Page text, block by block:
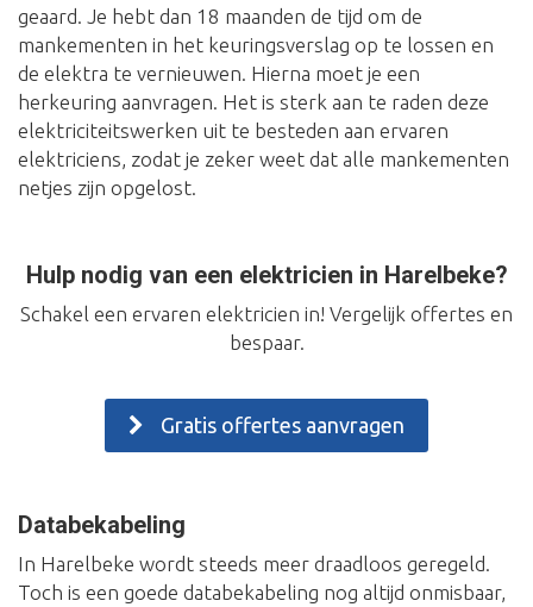
geaard. Je hebt dan 18 maanden de tijd om de
mankementen in het keuringsverslag op te lossen en
de elektra te vernieuwen. Hierna moet je een
herkeuring aanvragen. Het is sterk aan te raden deze
elektriciteitswerken uit te besteden aan ervaren
elektriciens, zodat je zeker weet dat alle mankementen
netjes zijn opgelost.
Hulp nodig van een elektricien in Harelbeke?
Schakel een ervaren elektricien in! Vergelijk offertes en
bespaar.
Gratis offertes aanvragen
Databekabeling
In Harelbeke wordt steeds meer draadloos geregeld.
Toch is een goede databekabeling nog altijd onmisbaar,